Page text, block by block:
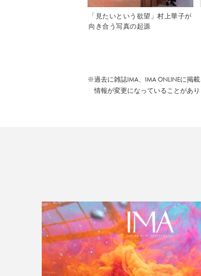
「見たいという欲望」村上華子が
向き合う写真の起源
※過去に雑誌IMA、IMA ONLINEに掲
情報が変更になっていることがあ